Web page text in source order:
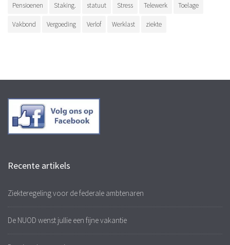
Pensioenen Staking. statuut Stress Telewerk Toelage
Vakbond Vergoeding Verlof Werklast ziekte
Recente artikels
Ziekteregeling voor de federale ambtenaren
De NUOD wenst jullie een fijne vakantie